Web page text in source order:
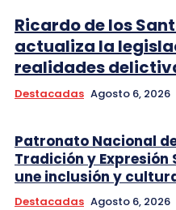
Ricardo de los
actualiza la
realidades
Destacadas Agosto 6, 2026
Patronato Nacional
Tradición y Expresión
une inclusión y
Destacadas Agosto 6, 2026